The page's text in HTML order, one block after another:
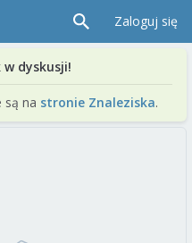
Zaloguj się
dyskusji!
są na stronie Znaleziska.